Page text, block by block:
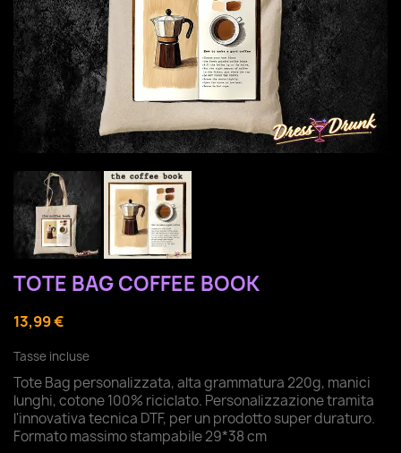
TOTE BAG COFFEE BOOK
13,99 €
Tasse incluse
Tote Bag personalizzata, alta grammatura 220g, manici
lunghi, cotone 100% riciclato. Personalizzazione tramita
l'innovativa tecnica DTF, per un prodotto super duraturo.
Formato massimo stampabile 29*38 cm